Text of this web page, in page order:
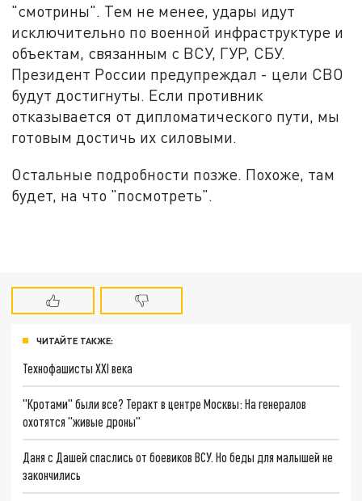
"смотрины". Тем не менее, удары идут
исключительно по военной инфраструктуре и
объектам, связанным с ВСУ, ГУР, СБУ.
Президент России предупреждал - цели СВО
будут достигнуты. Если противник
отказывается от дипломатического пути, мы
готовым достичь их силовыми.
Остальные подробности позже. Похоже, там
будет, на что "посмотреть".
ЧИТАЙТЕ ТАКЖЕ:
Технофашисты XXI века
"Кротами" были все? Теракт в центре Москвы: На генералов
охотятся "живые дроны"
Даня с Дашей спаслись от боевиков ВСУ. Но беды для малышей не
закончились